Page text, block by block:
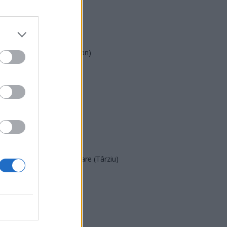
PMP (Tomac)
Forța Dreptei (L. Orban)
SENS
POT (Gavrilă)
Acțiunea Conservatoare (Târziu)
PDF (Lazarus)
PNCR (Terheș)